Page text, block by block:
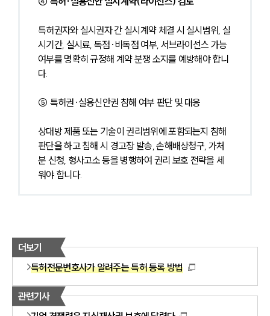
특허권자와 실시권자 간 실시계약 체결 시 실시범위, 실
시기간, 실시료, 독점·비독점 여부, 서브라이선스 가능
여부를 명확히 규정해 계약 분쟁 소지를 예방해야 합니
다.
⑤ 특허권·실용신안권 침해 여부 판단 및 대응
상대방 제품 또는 기술이 권리범위에 포함되는지 침해
판단을 하고 침해 시 경고장 발송, 손해배상청구, 가처
분 신청, 형사고소 등을 병행하여 권리 보호 전략을 세
워야 합니다.
더보기
특허전문변호사가 알려주는 특허 등록 방법
관련기사